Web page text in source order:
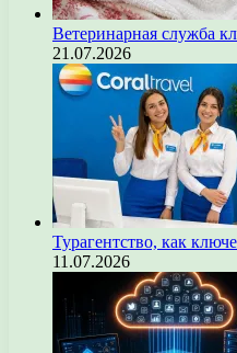
Ветеринарная служба
21.07.2026
Турагентство, как
11.07.2026